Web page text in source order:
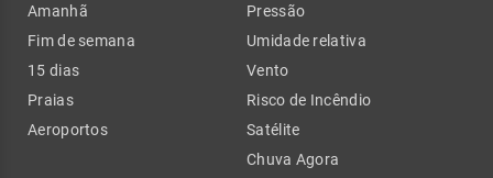
Amanhã
Fim de semana
15 dias
Praias
Aeroportos
Pressão
Umidade relativa
Vento
Risco de Incêndio
Satélite
Chuva Agora